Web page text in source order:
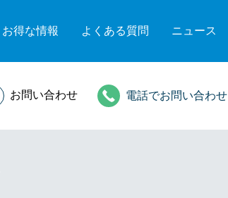
お得な情報 よくある質問 ニュース
お問い合わせ 電話でお問い合わせ